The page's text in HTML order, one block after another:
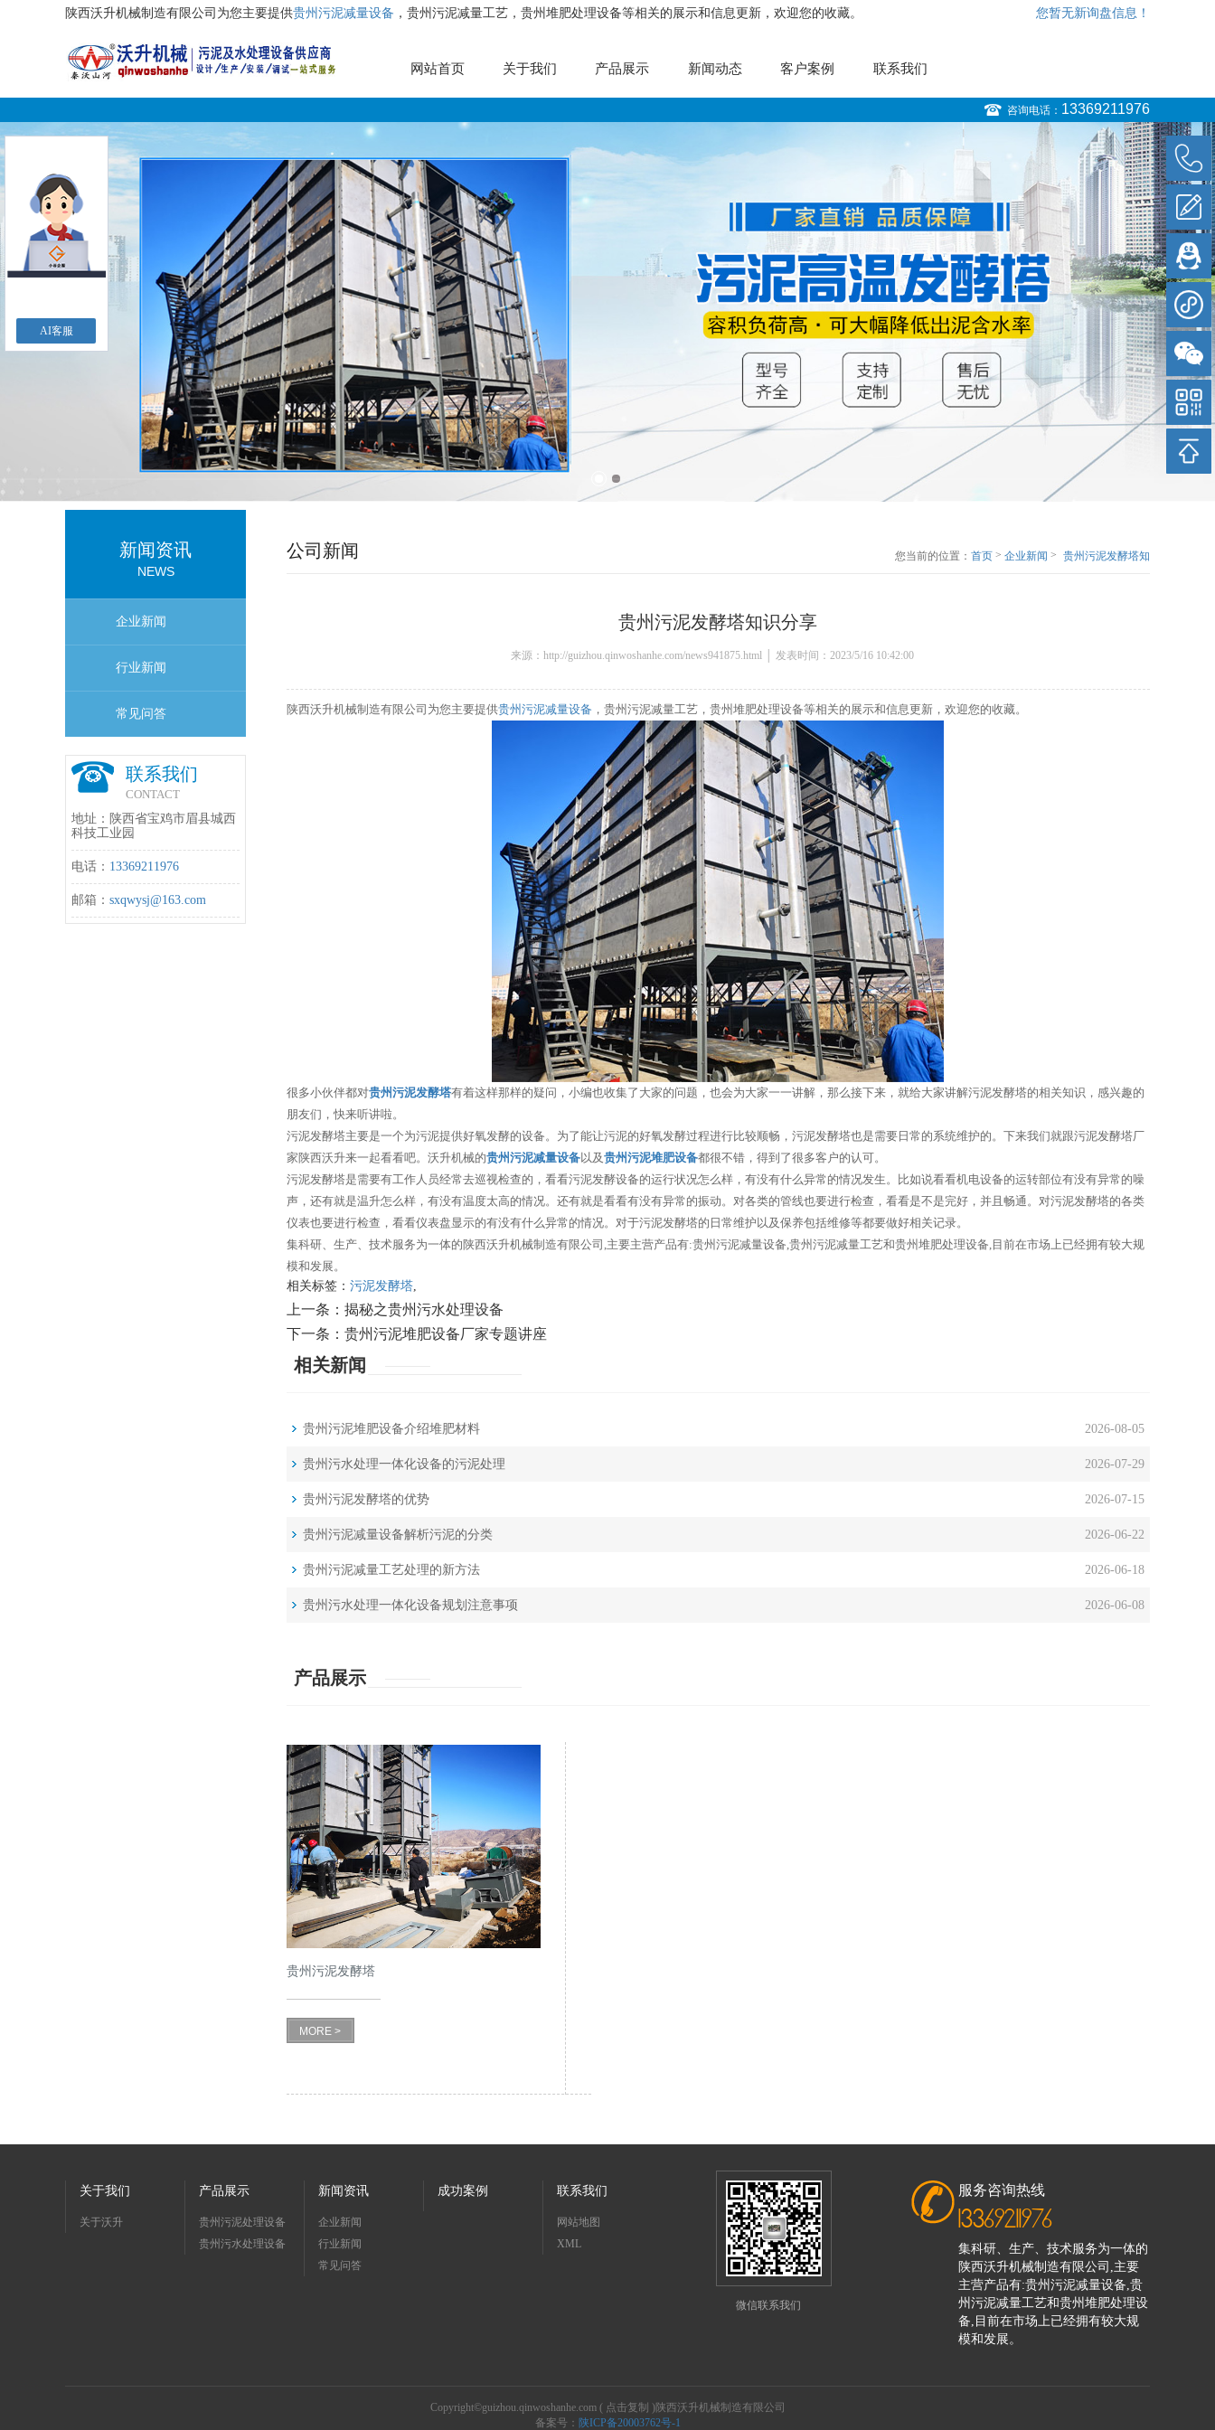
陕西沃升机械制造有限公司为您主要提供贵州污泥减量设备 ，贵州污泥减量工艺，贵州堆肥处理设备等相关的展示和信息更新，欢迎您的收藏。 您暂无新询盘信息！
网站首页 关于我们 产品展示 新闻动态 客户案例 联系我们
咨询电话： 13369211976
新闻资讯
NEWS
企业新闻
行业新闻
常见问答
联系我们
CONTACT
地址：陕西省宝鸡市眉县城西
科技工业园
电话： 13369211976
邮箱： sxqwysj@163.com
公司新闻 您当前的位置： 首页 > 企业新闻 > 贵州污泥发酵塔知
贵州污泥发酵塔知识分享
来源：http://guizhou.qinwoshanhe.com/news941875.html │ 发表时间：2023/5/16 10:42:00
陕西沃升机械制造有限公司为您主要提供贵州污泥减量设备 ，贵州污泥减量工艺，贵州堆肥处理设备等相关的展示和信息更新，欢迎您的收藏。
很多小伙伴都对贵州污泥发酵塔有着这样那样的疑问，小编也收集了大家的问题，也会为大家一一讲解，那么接下来，就给大家讲解污泥发酵塔的相关知识，感兴趣的
朋友们，快来听讲啦。
污泥发酵塔主要是一个为污泥提供好氧发酵的设备。为了能让污泥的好氧发酵过程进行比较顺畅，污泥发酵塔也是需要日常的系统维护的。下来我们就跟污泥发酵塔厂
家陕西沃升来一起看看吧。沃升机械的贵州污泥减量设备以及贵州污泥堆肥设备都很不错，得到了很多客户的认可。
污泥发酵塔是需要有工作人员经常去巡视检查的，看看污泥发酵设备的运行状况怎么样，有没有什么异常的情况发生。比如说看看机电设备的运转部位有没有异常的噪
声，还有就是温升怎么样，有没有温度太高的情况。还有就是看看有没有异常的振动。对各类的管线也要进行检查，看看是不是完好，并且畅通。对污泥发酵塔的各类
仪表也要进行检查，看看仪表盘显示的有没有什么异常的情况。对于污泥发酵塔的日常维护以及保养包括维修等都要做好相关记录。
集科研、生产、技术服务为一体的陕西沃升机械制造有限公司,主要主营产品有:贵州污泥减量设备,贵州污泥减量工艺和贵州堆肥处理设备,目前在市场上已经拥有较大规
模和发展。
相关标签： 污泥发酵塔,
上一条： 揭秘之贵州污水处理设备
下一条： 贵州污泥堆肥设备厂家专题讲座
相关新闻
贵州污泥堆肥设备介绍堆肥材料 2026-08-05
贵州污水处理一体化设备的污泥处理 2026-07-29
贵州污泥发酵塔的优势 2026-07-15
贵州污泥减量设备解析污泥的分类 2026-06-22
贵州污泥减量工艺处理的新方法 2026-06-18
贵州污水处理一体化设备规划注意事项 2026-06-08
产品展示
贵州污泥发酵塔
MORE >
关于我们
关于沃升
产品展示
贵州污泥处理设备
贵州污水处理设备
新闻资讯
企业新闻
行业新闻
常见问答
成功案例 联系我们
网站地图
XML
微信联系我们
服务咨询热线
13369211976
集科研、生产、技术服务为一体的
陕西沃升机械制造有限公司,主要
主营产品有:贵州污泥减量设备,贵
州污泥减量工艺和贵州堆肥处理设
备,目前在市场上已经拥有较大规
模和发展。
Copyright©guizhou.qinwoshanhe.com( 点击复制 )陕西沃升机械制造有限公司
备案号： 陕ICP备20003762号-1
AI客服